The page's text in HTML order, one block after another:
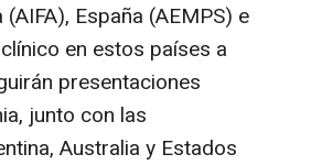
España (AEMPS) e
en estos países a
presentaciones
junto con las
, Australia y Estados